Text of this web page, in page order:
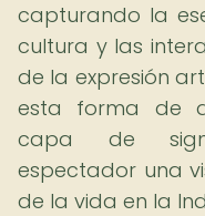
capturando la
cultura y las
de la expresión
esta forma de
capa de
espectador una
de la vida en la